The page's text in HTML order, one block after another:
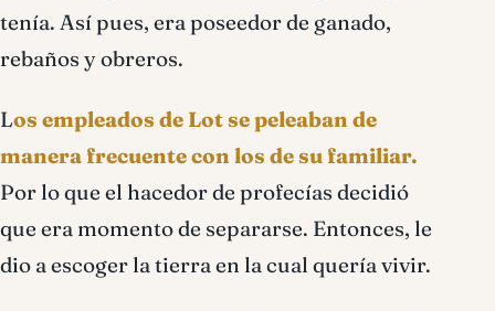
tenía. Así pues, era poseedor de ganado,
rebaños y obreros.
Los empleados de Lot se peleaban de
manera frecuente con los de su familiar.
Por lo que el hacedor de profecías decidió
que era momento de separarse. Entonces, le
dio a escoger la tierra en la cual quería vivir.